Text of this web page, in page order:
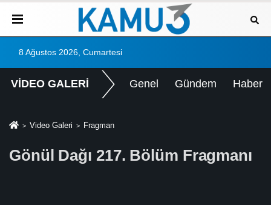
8 Ağustos 2026, Cumartesi
VİDEO GALERİ Genel Gündem Haber
Video Galeri Fragman
Gönül Dağı 217. Bölüm Fragmanı